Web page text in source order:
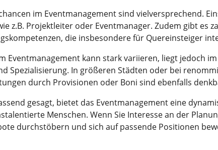
im Eventmanagement sind vielversprechend.
z.B. Projektleiter oder Eventmanager. Zudem gibt es
die insbesondere für Quereinsteiger
Eventmanagement kann stark variieren, liegt jedoch
Spezialisierung. In größeren Städten oder bei
durch Provisionen oder Boni sind ebenfalls
gesagt, bietet das Eventmanagement eine
Menschen. Wenn Sie Interesse an der
durchstöbern und sich auf passende Positionen